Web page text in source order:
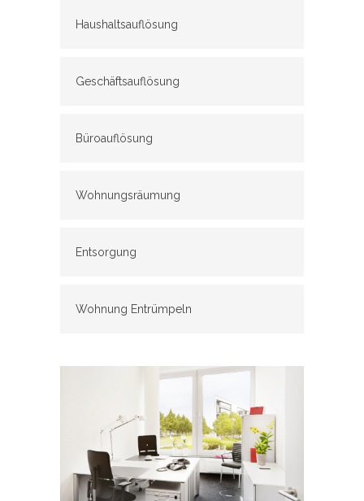
Haushaltsauflösung
Geschäftsauflösung
Büroauflösung
Wohnungsräumung
Entsorgung
Wohnung Entrümpeln